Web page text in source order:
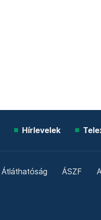
Hírlevelek
Átláthatóság ÁSZF